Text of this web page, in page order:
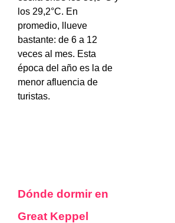
los 29,2°C. En
promedio, llueve
bastante: de 6 a 12
veces al mes. Esta
época del año es la de
menor afluencia de
turistas.
Dónde dormir en
Great Keppel